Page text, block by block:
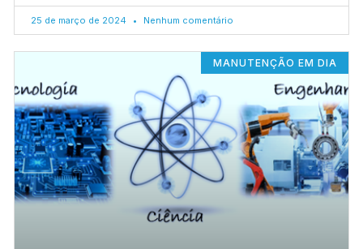
25 de março de 2024 Nenhum comentário
MANUTENÇÃO EM DIA